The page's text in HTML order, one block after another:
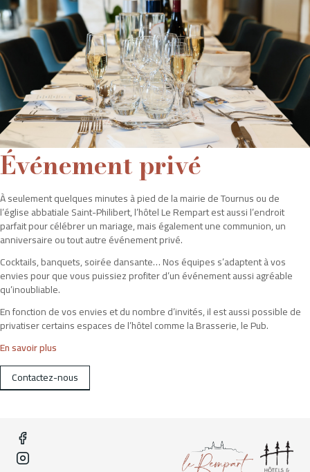
Pour satisfaire à toutes vos demandes, l’équipe de l’hôtel « Le
Rempart » vous offre un service d’exception à la hauteur de vos
exigences.
Événement privé
À seulement quelques minutes à pied de la mairie de Tournus ou de
l’église abbatiale Saint-Philibert, l’hôtel Le Rempart est aussi l’endroit
parfait pour célébrer un mariage, mais également une communion, un
anniversaire ou tout autre événement privé.
Cocktails, banquets, soirée dansante… Nos équipes s’adaptent à vos
envies pour que vous puissiez profiter d’un événement aussi agréable
qu’inoubliable.
En fonction de vos envies et du nombre d’invités, il est aussi possible de
privatiser certains espaces de l’hôtel comme la Brasserie, le Pub.
En savoir plus
Contactez-nous